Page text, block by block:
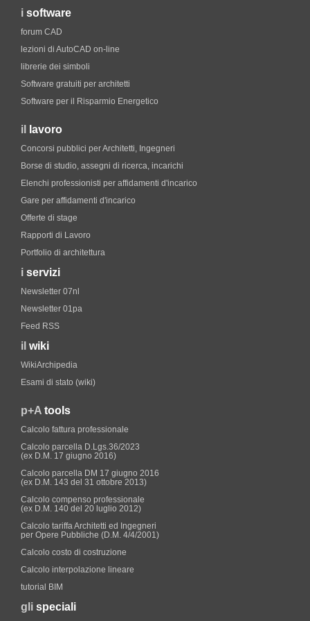
i software
forum CAD
lezioni di AutoCAD on-line
librerie dei simboli
Software gratuiti per architetti
Software per il Risparmio Energetico
il lavoro
Concorsi pubblici per Architetti, Ingegneri
Borse di studio, assegni di ricerca, incarichi
Elenchi professionisti per affidamenti d'incarico
Gare per affidamenti d'incarico
Offerte di stage
Rapporti di Lavoro
Portfolio di architettura
i servizi
Newsletter 07nl
Newsletter 01pa
Feed RSS
il wiki
WikiArchipedia
Esami di stato (wiki)
p+A tools
Calcolo fattura professionale
Calcolo parcella D.Lgs.36/2023
(ex D.M. 17 giugno 2016)
Calcolo parcella DM 17 giugno 2016
(ex D.M. 143 del 31 ottobre 2013)
Calcolo compenso professionale
(ex D.M. 140 del 20 luglio 2012)
Calcolo tariffa Architetti ed Ingegneri
per Opere Pubbliche (D.M. 4/4/2001)
Calcolo costo di costruzione
Calcolo interpolazione lineare
tutorial BIM
gli speciali